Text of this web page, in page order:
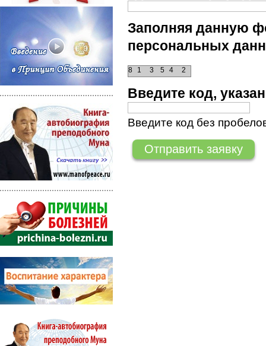
Заполняя данную
персональных
2
5 4
3
8 1
Введите код,
Введите код без